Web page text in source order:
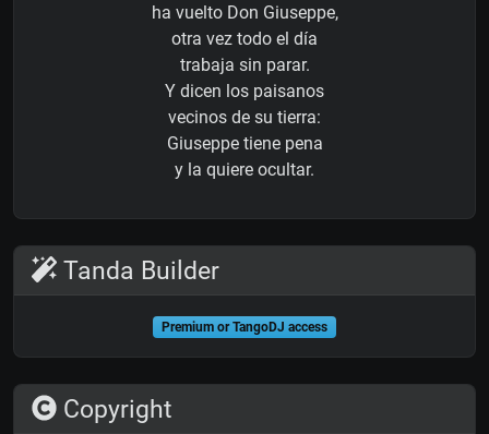
ha vuelto Don Giuseppe,
otra vez todo el día
trabaja sin parar.
Y dicen los paisanos
vecinos de su tierra:
Giuseppe tiene pena
y la quiere ocultar.
Tanda Builder
Premium or TangoDJ access
Copyright